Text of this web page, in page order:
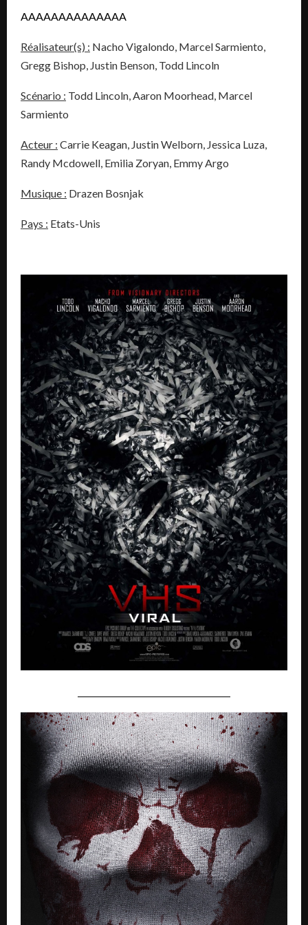
AAAAAAAAAAAAAA
Réalisateur(s) : Nacho Vigalondo, Marcel Sarmiento,
Gregg Bishop, Justin Benson, Todd Lincoln
Scénario : Todd Lincoln, Aaron Moorhead, Marcel
Sarmiento
Acteur : Carrie Keagan, Justin Welborn, Jessica Luza,
Randy Mcdowell, Emilia Zoryan, Emmy Argo
Musique : Drazen Bosnjak
Pays : Etats-Unis